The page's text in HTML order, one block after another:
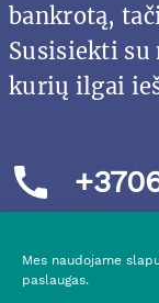
Mes naudojame
paslaugas.
bankrotą,
Susisiekti su
kurių ilgai